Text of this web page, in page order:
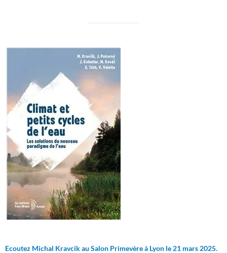
Ecoutez Michal Kravcik au Salon Primevère à Lyon le 21 mars 2025.